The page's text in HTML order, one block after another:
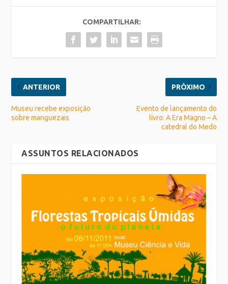
COMPARTILHAR:
ANTERIOR
Museu recebe exposição
sobre manguezais
PRÓXIMO
Evento de lançamento do
livro: A Era Magno – A
catedral do Medo
ASSUNTOS RELACIONADOS